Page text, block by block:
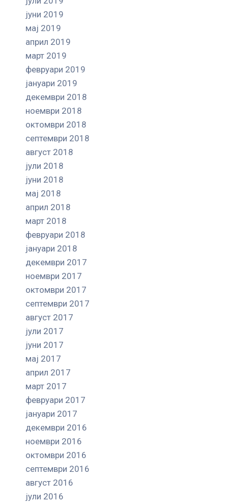
јуни 2019
мај 2019
април 2019
март 2019
февруари 2019
јануари 2019
декември 2018
ноември 2018
октомври 2018
септември 2018
август 2018
јули 2018
јуни 2018
мај 2018
април 2018
март 2018
февруари 2018
јануари 2018
декември 2017
ноември 2017
октомври 2017
септември 2017
август 2017
јули 2017
јуни 2017
мај 2017
април 2017
март 2017
февруари 2017
јануари 2017
декември 2016
ноември 2016
октомври 2016
септември 2016
август 2016
јули 2016